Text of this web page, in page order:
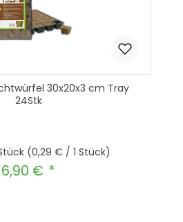
30x20x3 cm Tray
24Stk
(0,29 € / 1 Stück)
Regulärer Preis:
6,90 €